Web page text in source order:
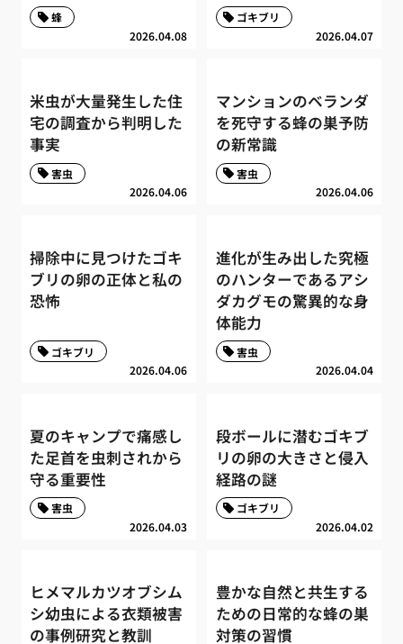
2026.04.08
蜂
2026.04.07
ゴキブリ
米虫が大量発生した住
宅の調査から判明した
事実
2026.04.06
害虫
マンションのベランダ
を死守する蜂の巣予防
の新常識
2026.04.06
害虫
掃除中に見つけたゴキ
ブリの卵の正体と私の
恐怖
2026.04.06
ゴキブリ
進化が生み出した究極
のハンターであるアシ
ダカグモの驚異的な身
体能力
2026.04.04
害虫
夏のキャンプで痛感し
た足首を虫刺されから
守る重要性
2026.04.03
害虫
段ボールに潜むゴキブ
リの卵の大きさと侵入
経路の謎
2026.04.02
ゴキブリ
ヒメマルカツオブシム
シ幼虫による衣類被害
の事例研究と教訓
豊かな自然と共生する
ための日常的な蜂の巣
対策の習慣